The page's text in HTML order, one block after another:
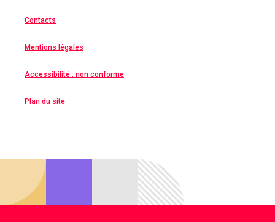
Contacts
Mentions légales
Accessibilité : non conforme
Plan du site